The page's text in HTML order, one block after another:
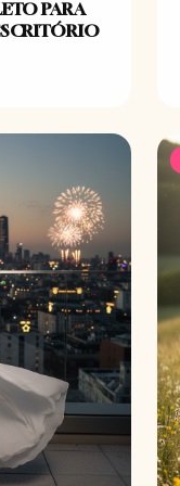
PARA